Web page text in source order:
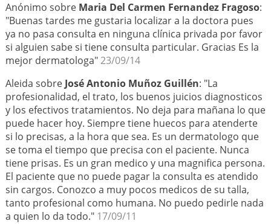
Anónimo sobre Maria Del Carmen Fernandez Fragoso:
"Buenas tardes me gustaria localizar a la doctora pues
ya no pasa consulta en ninguna clínica privada por favor
si alguien sabe si tiene consulta particular. Gracias Es la
mejor dermatologa"23/09/14
Aleida sobreJosé Antonio Muñoz Guillén: "La
profesionalidad, el trato, los buenos juicios diagnosticos
y los efectivos tratamientos. No deja para mañana lo que
puede hacer hoy. Siempre tiene huecos para atenderte
si lo precisas, a la hora que sea. Es un dermatologo que
se toma el tiempo que precisa con el paciente. Nunca
tiene prisas. Es un gran medico y una magnifica persona.
El paciente que no puede pagar la consulta es atendido
sin cargos. Conozco a muy pocos medicos de su talla,
tanto profesional como humana. No puedo pedirle nada
a quien lo da todo." 17/09/11